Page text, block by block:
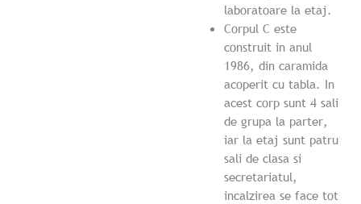
laboratoare la etaj.
Corpul C este
construit in anul
1986, din caramida
acoperit cu tabla. In
acest corp sunt 4 sali
de grupa la parter,
iar la etaj sunt patru
sali de clasa si
secretariatul,
incalzirea se face tot